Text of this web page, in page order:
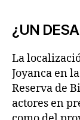
¿UN
La
Joyanca en
Reserva de
actores en